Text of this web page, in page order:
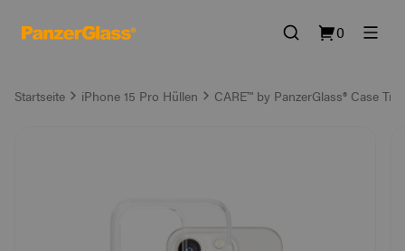
0
Startseite iPhone 15 Pro Hüllen CARE™ by PanzerGlass® Case